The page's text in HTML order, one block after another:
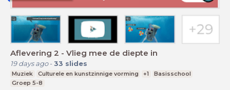
Aflevering 2 - Vlieg mee de diepte in
19 days ago- 33 slides
Muziek Culturele en kunstzinnige vorming +1
Basisschool
Groep 5-8